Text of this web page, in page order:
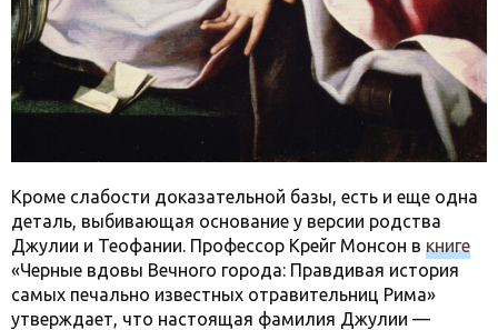
Кроме слабости доказательной базы, есть и еще одна
деталь, выбивающая основание у версии родства
Джулии и Теофании. Профессор Крейг Монсон в книге
«Черные вдовы Вечного города: Правдивая история
самых печально известных отравительниц Рима»
утверждает, что настоящая фамилия Джулии —